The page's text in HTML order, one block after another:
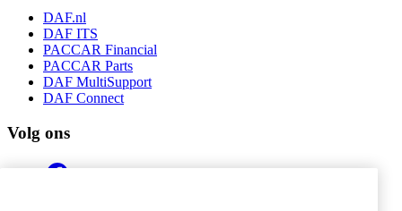
DAF.nl
DAF ITS
PACCAR Financial
PACCAR Parts
DAF MultiSupport
DAF Connect
Volg ons